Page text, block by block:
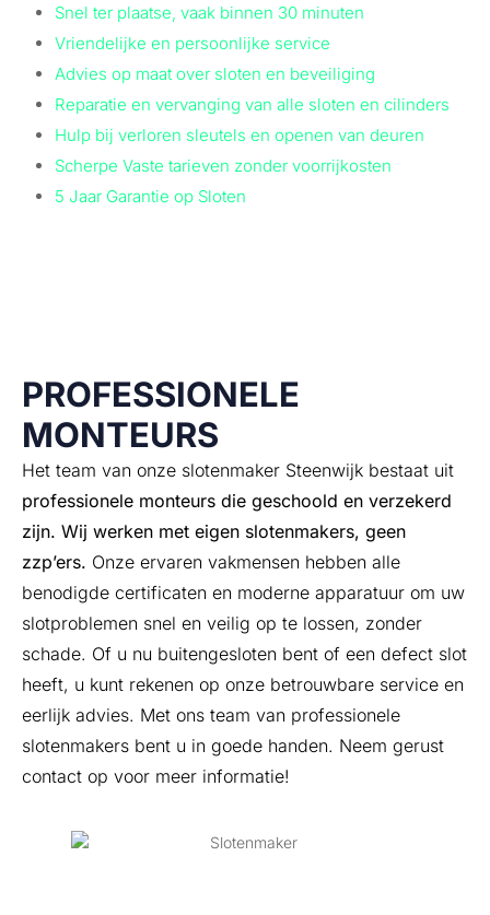
Snel ter plaatse, vaak binnen 30 minuten
Vriendelijke en persoonlijke service
Advies op maat over sloten en beveiliging
Reparatie en vervanging van alle sloten en cilinders
Hulp bij verloren sleutels en openen van deuren
Scherpe Vaste tarieven zonder voorrijkosten
5 Jaar Garantie op Sloten
PROFESSIONELE
MONTEURS
Het team van onze slotenmaker Steenwijk bestaat uit
professionele monteurs die geschoold en verzekerd
zijn. Wij werken met eigen slotenmakers, geen
zzp’ers. Onze ervaren vakmensen hebben alle
benodigde certificaten en moderne apparatuur om uw
slotproblemen snel en veilig op te lossen, zonder
schade. Of u nu buitengesloten bent of een defect slot
heeft, u kunt rekenen op onze betrouwbare service en
eerlijk advies. Met ons team van professionele
slotenmakers bent u in goede handen. Neem gerust
contact op voor meer informatie!